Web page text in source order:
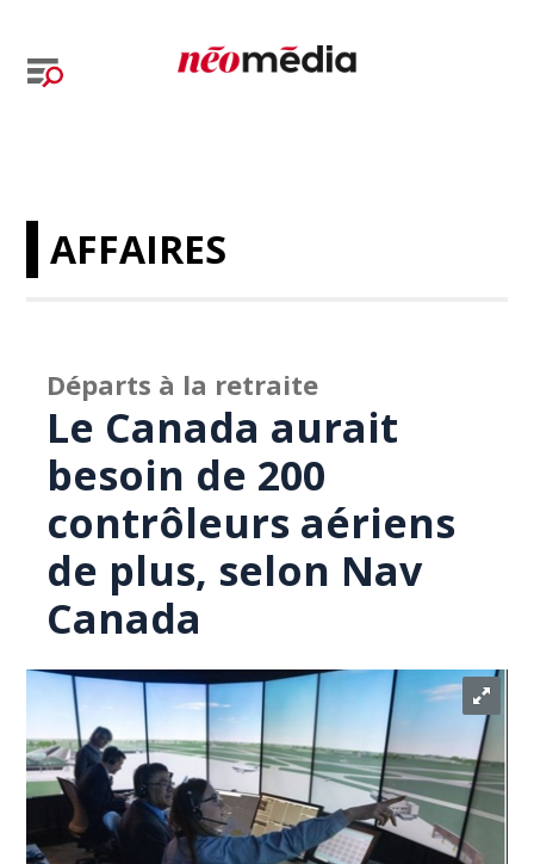
AFFAIRES
Départs à la retraite
Le Canada aurait
besoin de 200
contrôleurs aériens
de plus, selon Nav
Canada